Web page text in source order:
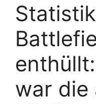
war die